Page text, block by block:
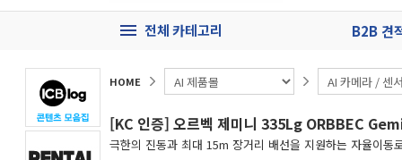
전체 카테고리 B2B 견
HOME
[KC 인증] 오르벡 제미니 335Lg ORBBEC
극한의 진동과 최대 15m 장거리 배선을 지원하는 자율이